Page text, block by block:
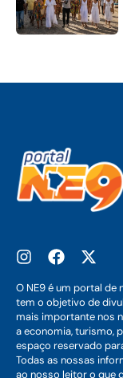
O NE9 é um portal de
tem o objetivo de
mais importante nos
a economia, turismo,
espaço reservado
Todas as nossas
ao nosso leitor o que